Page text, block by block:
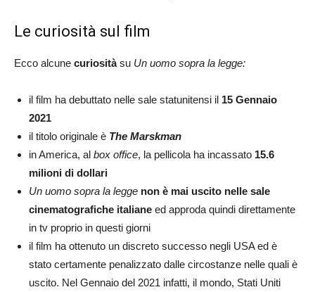
Le curiosità sul film
Ecco alcune curiositàsu Un uomo sopra la legge:
il film ha debuttato nelle sale statunitensi il 15 Gennaio
2021
il titolo originale è The Marskman
in America, al box office, la pellicola ha incassato 15.6
milioni di dollari
Un uomo sopra la legge non è mai uscito nelle sale
cinematografiche italiane ed approda quindi direttamente
in tv proprio in questi giorni
il film ha ottenuto un discreto successo negli USA ed è
stato certamente penalizzato dalle circostanze nelle quali è
uscito. Nel Gennaio del 2021 infatti, il mondo, Stati Uniti